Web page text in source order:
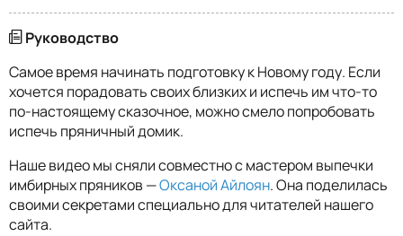
Руководство
Самое время начинать подготовку к Новому году. Если
хочется порадовать своих близких и испечь им что-то
по-настоящему сказочное, можно смело попробовать
испечь пряничный домик.
Наше видео мы сняли совместно с мастером выпечки
имбирных пряников —Оксаной Айлоян. Она поделилась
своими секретами специально для читателей нашего
сайта.